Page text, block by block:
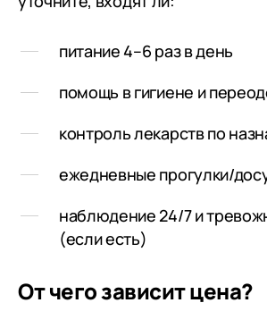
питание 4–6 раз в день
помощь в гигиене и
контроль лекарств по
ежедневные прогулки/
наблюдение 24/7 и
(если есть)
От чего зависит цена?